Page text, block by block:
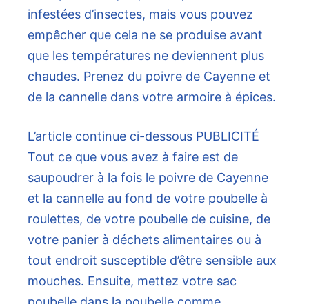
infestées d’insectes, mais vous pouvez
empêcher que cela ne se produise avant
que les températures ne deviennent plus
chaudes. Prenez du poivre de Cayenne et
de la cannelle dans votre armoire à épices.
L’article continue ci-dessous PUBLICITÉ
Tout ce que vous avez à faire est de
saupoudrer à la fois le poivre de Cayenne
et la cannelle au fond de votre poubelle à
roulettes, de votre poubelle de cuisine, de
votre panier à déchets alimentaires ou à
tout endroit susceptible d’être sensible aux
mouches. Ensuite, mettez votre sac